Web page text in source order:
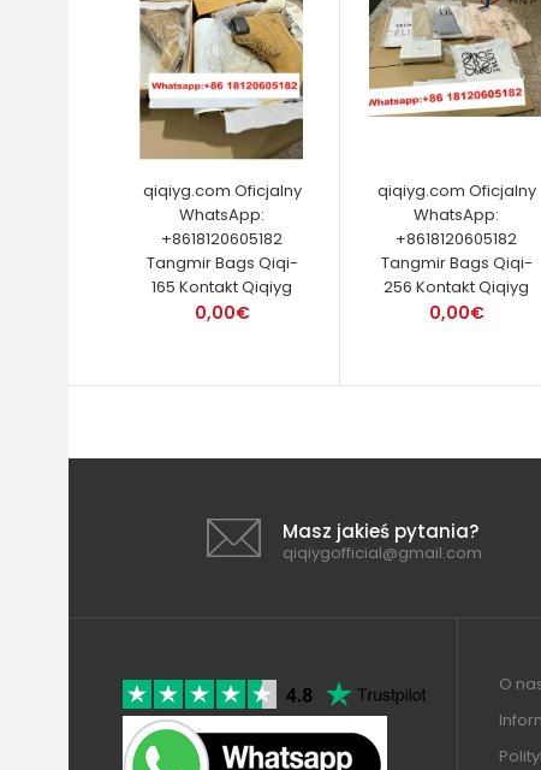
qiqiyg.com Oficjalny
WhatsApp:
+8618120605182
Tangmir Bags Qiqi-
165 Kontakt Qiqiyg
0,00€
qiqiyg.com Oficjalny
WhatsApp:
+8618120605182
Tangmir Bags Qiqi-
256 Kontakt Qiqiyg
0,00€
Masz jakieś pytania?
qiqiygofficial@gmail.com
O